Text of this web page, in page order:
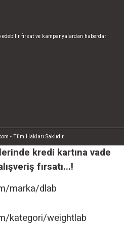
fırsat ve kampanyalardan haberdar
- Tüm Hakları Saklıdır.
kredi kartına vade
fırsatı...!
marka/dlab
kategori/weightlab